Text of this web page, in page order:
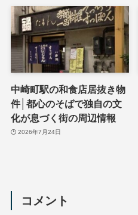
中崎町駅の和食店居抜き物
件│都心のそばで独自の文
化が息づく街の周辺情報
2026年7月24日
コメント